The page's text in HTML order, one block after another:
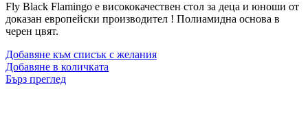
Fly Black Flamingo е висококачествен стол за деца и юноши от
доказан европейски производител ! Полиамидна основa в
черен цвят.
Добавяне към списък с желания
Добавяне в количката
Бърз преглед